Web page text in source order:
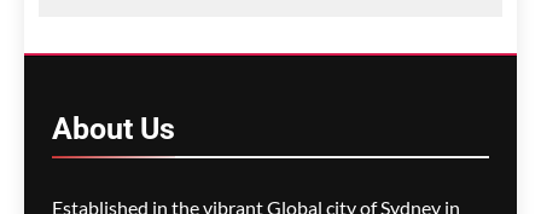
സർക്കാരിനെതിരെ
About Us
Established in the vibrant Global city of Sydney in